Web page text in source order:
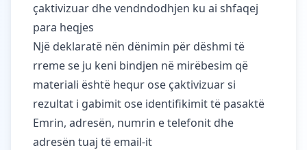
çaktivizuar dhe vendndodhjen ku ai shfaqej
para heqjes
Një deklaratë nën dënimin për dëshmi të
rreme se ju keni bindjen në mirëbesim që
materiali është hequr ose çaktivizuar si
rezultat i gabimit ose identifikimit të pasaktë
Emrin, adresën, numrin e telefonit dhe
adresën tuaj të email-it